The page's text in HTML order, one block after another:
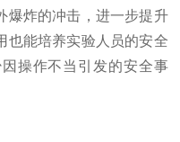
爆炸的冲击，进一步提升
也能培养实验人员的安全
操作不当引发的安全事